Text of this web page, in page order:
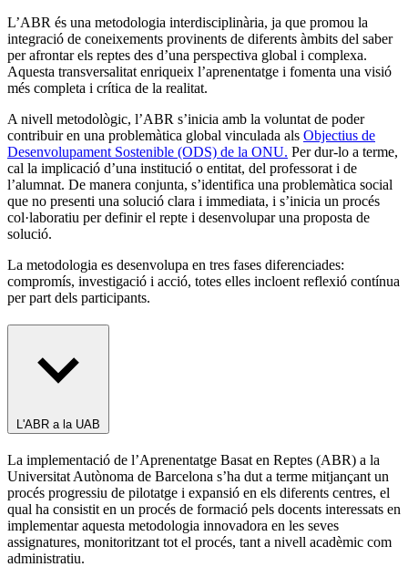
L’ABR és una metodologia interdisciplinària, ja que promou la
integració de coneixements provinents de diferents àmbits del saber
per afrontar els reptes des d’una perspectiva global i complexa.
Aquesta transversalitat enriqueix l’aprenentatge i fomenta una visió
més completa i crítica de la realitat.
A nivell metodològic, l’ABR s’inicia amb la voluntat de poder
contribuir en una problemàtica global vinculada als Objectius de
Desenvolupament Sostenible (ODS) de la ONU. Per dur-lo a terme,
cal la implicació d’una institució o entitat, del professorat i de
l’alumnat. De manera conjunta, s’identifica una problemàtica social
que no presenti una solució clara i immediata, i s’inicia un procés
col·laboratiu per definir el repte i desenvolupar una proposta de
solució.
La metodologia es desenvolupa en tres fases diferenciades:
compromís, investigació i acció, totes elles incloent reflexió contínua
per part dels participants.
L'ABR a la UAB
La implementació de l’Aprenentatge Basat en Reptes (ABR) a la
Universitat Autònoma de Barcelona s’ha dut a terme mitjançant un
procés progressiu de pilotatge i expansió en els diferents centres, el
qual ha consistit en un procés de formació pels docents interessats en
implementar aquesta metodologia innovadora en les seves
assignatures, monitoritzant tot el procés, tant a nivell acadèmic com
administratiu.